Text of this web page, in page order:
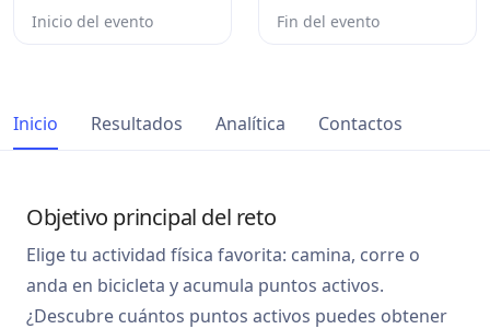
Inicio del evento Fin del evento
Inicio Resultados Analítica Contactos
Objetivo principal del reto
Elige tu actividad física favorita: camina, corre o
anda en bicicleta y acumula puntos activos.
¿Descubre cuántos puntos activos puedes obtener